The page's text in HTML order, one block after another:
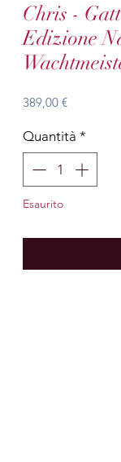
Chris -
Edizione
389,00 €Prezzo
Quantità *
Esaurito